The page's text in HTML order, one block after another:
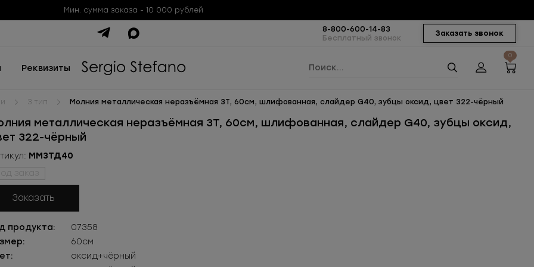
Мин. сумма заказа - 10 000 рублей
Заказать звонок
8-800-600-14-83
Бесплатный звонок
Реквизиты
0
3 тип Молния металлическая неразъёмная 3Т, 60см, шлифованная, слайдер G40, зубцы оксид, цвет 322-чёрный
металлическая неразъёмная 3Т, 60см, шлифованная, слайдер G40, зубцы оксид,
322-чёрный
ММ3ТД40
заказ
Заказать
продукта:
07358
60см
оксид+чёрный